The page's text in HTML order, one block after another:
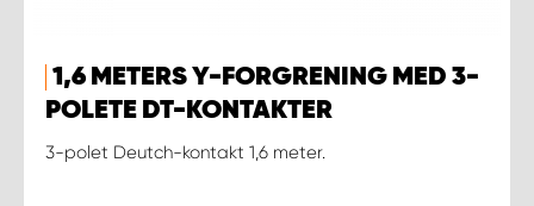
1,6 METERS Y-FORGRENING MED 3-
POLETE DT-KONTAKTER
3-polet Deutch-kontakt 1,6 meter.